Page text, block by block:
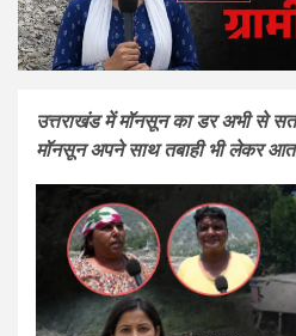
उत्तराखंड में मॉनसून का डर अभी से
मॉनसून अपने साथ तबाही भी लेकर आता